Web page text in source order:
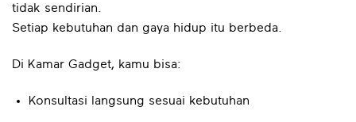
tidak sendirian.
Setiap kebutuhan dan gaya hidup itu berbeda.
Di Kamar Gadget, kamu bisa:
Konsultasi langsung sesuai kebutuhan